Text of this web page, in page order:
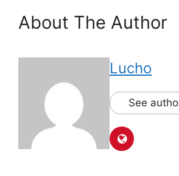
About The Author
Lucho
See